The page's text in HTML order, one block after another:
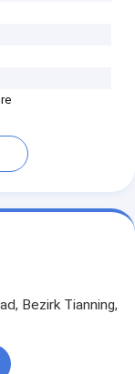
Bezirk Tianning,